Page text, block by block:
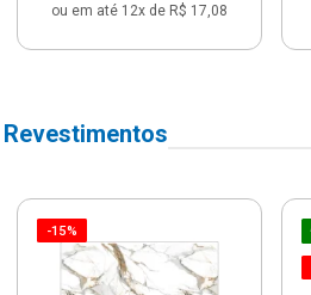
ou em até 12x de R$ 17,08
-15%